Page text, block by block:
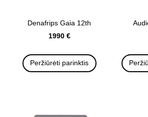
Denafrips Gaia 12th
1990 €
Peržiūrėti parinktis